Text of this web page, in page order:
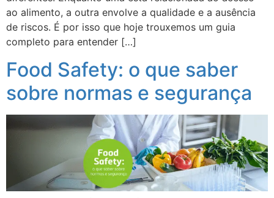
ao alimento, a outra envolve a qualidade e a ausência
de riscos. É por isso que hoje trouxemos um guia
completo para entender […]
Food Safety: o que saber
sobre normas e segurança